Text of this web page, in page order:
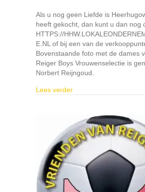
Als u nog geen Liefde is
heeft gekocht, dan kunt u dan nog
HTTPS://
E.NL of bij een van de
Bovenstaande foto met de dames
Reiger Boys Vrouwenselectie is
Norbert Reijngoud.
Lees verderabout Al een “Liefde is